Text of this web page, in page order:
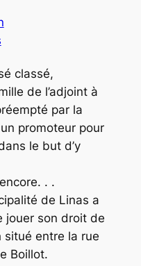
classé,
de l’adjoint à
par la
promoteur pour
le but d’y
. .
de Linas a
jouer son droit de
situé entre la rue
Boillot.